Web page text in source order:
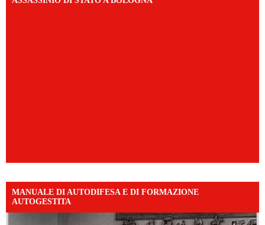
MANUALE DI AUTODIFESA E DI FORMAZIONE
AUTOGESTITA